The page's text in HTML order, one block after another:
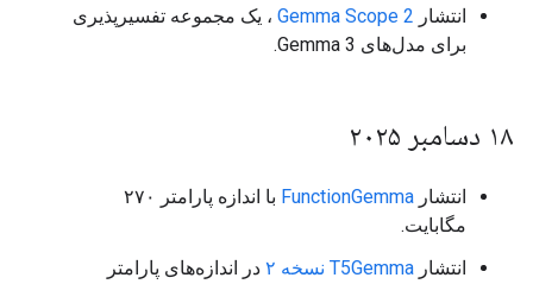
انتشار Gemma Scope 2 ، یک مجموعه تفسیرپذیری
برای مدل‌های Gemma 3.
۱۸ دسامبر ۲۰۲۵
انتشار FunctionGemma
با اندازه پارامتر ۲۷۰
مگابایت.
انتشار T5Gemma نسخه ۲
در اندازه‌های پارامتر